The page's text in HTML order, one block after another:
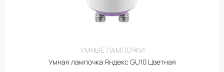
УМНЫЕ ЛАМПОЧКИ
Умная лампочка Яндекс GU10 Цветная